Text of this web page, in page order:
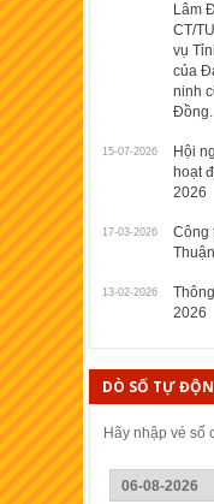
Lâm
CT/
vụ
của
ninh
Đồng.
15-07-2026
Hội
hoạt
2026
17-03-2026
Công
13-02-2026
2026
DÒ SỐ TỰ
Hãy nhập vé số